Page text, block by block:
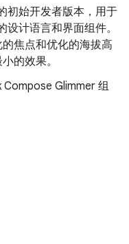
初始开发者版本，用于
计语言和界面组件。
焦点和优化的海拔高
的效果。
Glimmer 组